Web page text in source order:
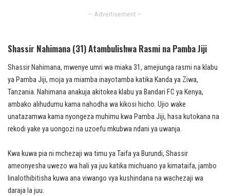
– Advertisement –
Shassir Nahimana (31) Atambulishwa Rasmi na Pamba Jiji
Shassir Nahimana, mwenye umri wa miaka 31, amejiunga rasmi na klabu
ya Pamba Jiji, moja ya miamba inayotamba katika Kanda ya Ziwa,
Tanzania. Nahimana anakuja akitokea klabu ya Bandari FC ya Kenya,
ambako alihudumu kama nahodha wa kikosi hicho. Ujio wake
unatazamwa kama nyongeza muhimu kwa Pamba Jiji, hasa kutokana na
rekodi yake ya uongozi na uzoefu mkubwa ndani ya uwanja.
Kwa kuwa pia ni mchezaji wa timu ya Taifa ya Burundi, Shassir
ameonyesha uwezo wa hali ya juu katika michuano ya kimataifa, jambo
linalothibitisha kuwa ana viwango vya kushindana na wachezaji wa
daraja la juu.